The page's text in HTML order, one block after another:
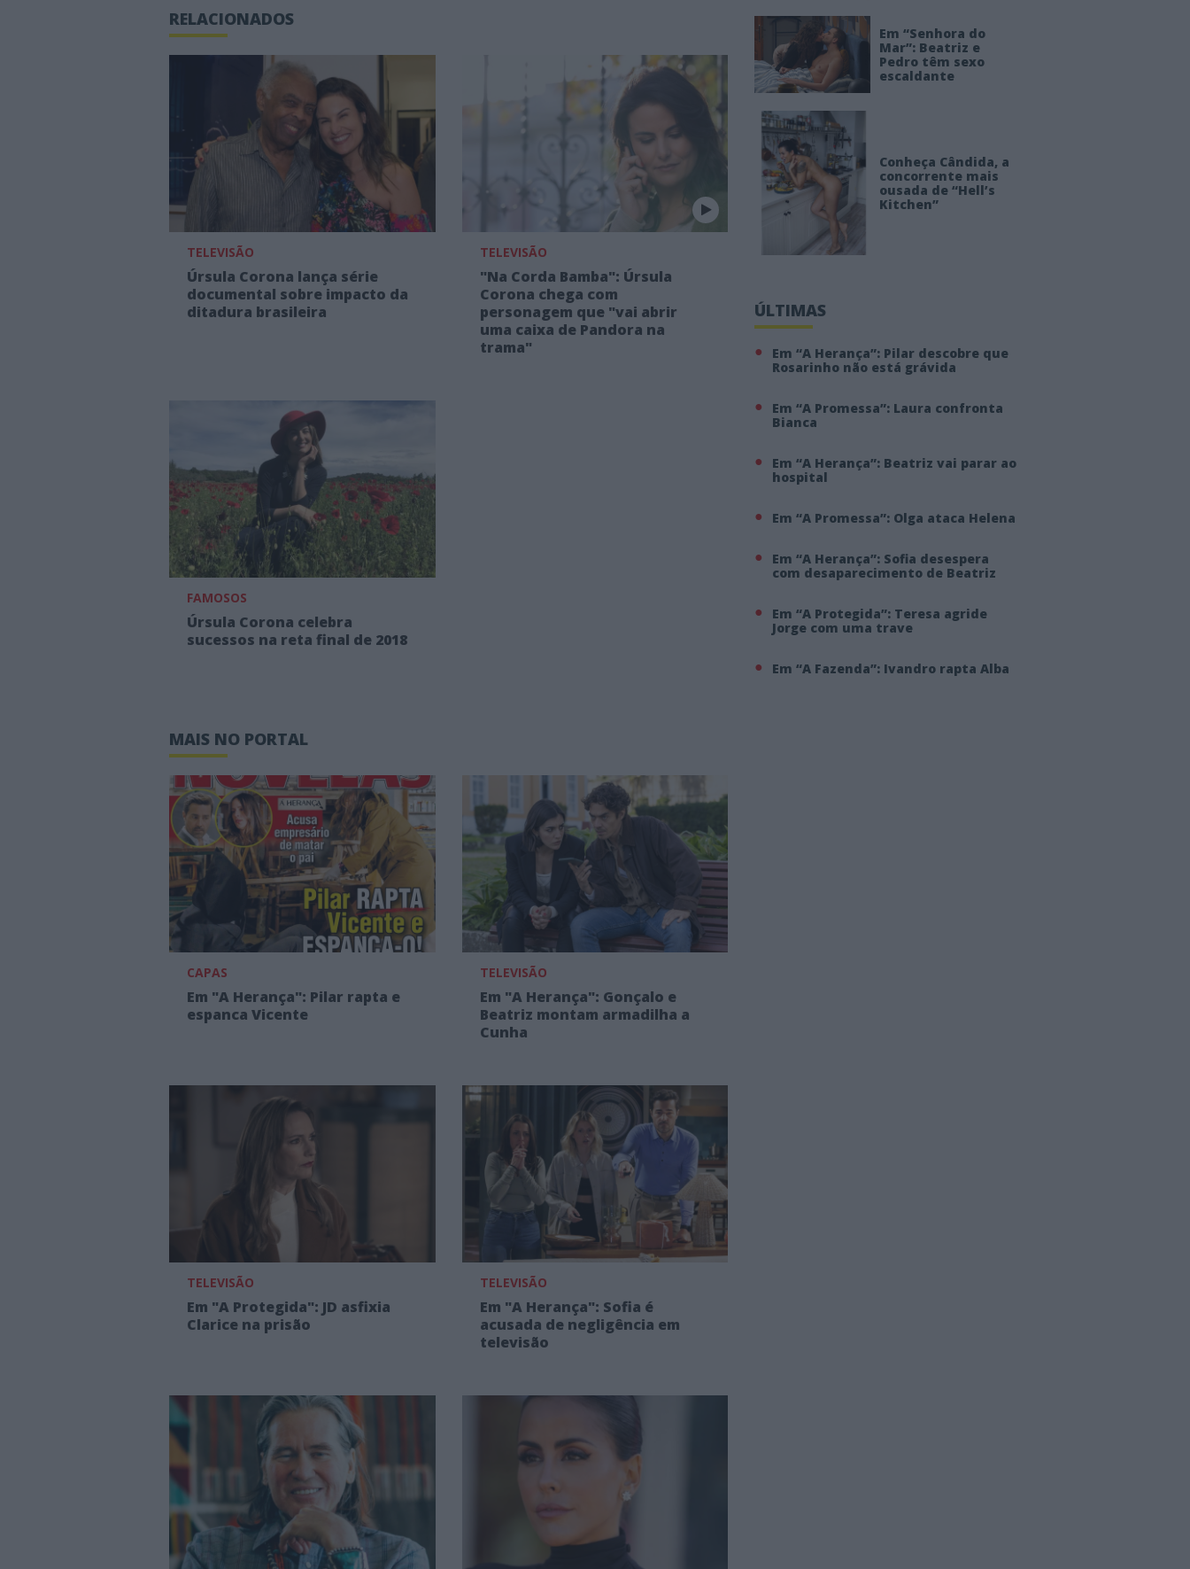
RELACIONADOS
TELEVISÃO
Úrsula Corona lança série
documental sobre impacto da
ditadura brasileira
TELEVISÃO
"Na Corda Bamba": Úrsula
Corona chega com
personagem que "vai abrir
uma caixa de Pandora na
trama"
FAMOSOS
Úrsula Corona celebra
sucessos na reta final de 2018
MAIS NO PORTAL
CAPAS
Em "A Herança": Pilar rapta e
espanca Vicente
TELEVISÃO
Em "A Herança": Gonçalo e
Beatriz montam armadilha a
Cunha
TELEVISÃO
Em "A Protegida": JD asfixia
Clarice na prisão
TELEVISÃO
Em "A Herança": Sofia é
acusada de negligência em
televisão
Em “Senhora do
Mar”: Beatriz e
Pedro têm sexo
escaldante
Conheça Cândida, a
concorrente mais
ousada de “Hell’s
Kitchen”
ÚLTIMAS
Em “A Herança”: Pilar descobre que
Rosarinho não está grávida
Em “A Promessa”: Laura confronta
Bianca
Em “A Herança”: Beatriz vai parar ao
hospital
Em “A Promessa”: Olga ataca Helena
Em “A Herança”: Sofia desespera
com desaparecimento de Beatriz
Em “A Protegida”: Teresa agride
Jorge com uma trave
Em “A Fazenda”: Ivandro rapta Alba